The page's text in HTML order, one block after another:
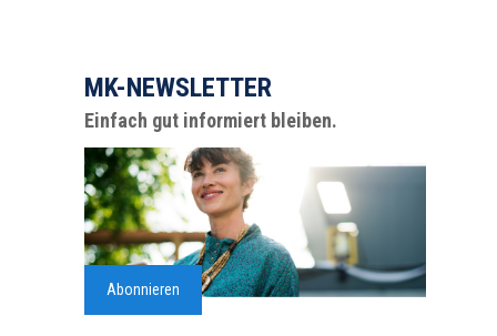
MK-NEWSLETTER
Einfach gut informiert bleiben.
Abonnieren